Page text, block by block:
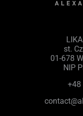
st.
01-678
NIP
+48